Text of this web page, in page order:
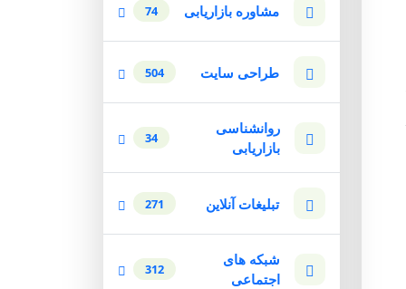
مشاوره بازاریابی 74
طراحی سایت 504
روانشناسی
بازاریابی
34
تبلیغات آنلاین 271
شبکه های
اجتماعی
312